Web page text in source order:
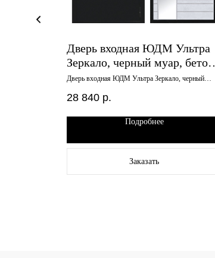
Дверь входная ЮДМ Ультра
Зеркало, черный муар, бетон
снежный, 960х2050 правая
Дверь входная ЮДМ Ультра Зеркало, черный
28 840 р.
Подробнее
Заказать